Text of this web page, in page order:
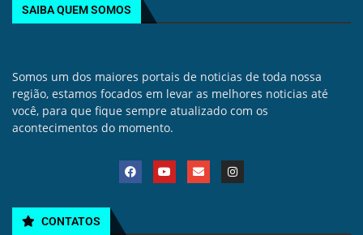
SAIBA QUEM SOMOS
Somos um dos maiores portais de noticias de toda nossa
região, estamos focados em levar as melhores noticias até
você, para que fique sempre atualizado com os
acontecimentos do momento.
CONTATOS